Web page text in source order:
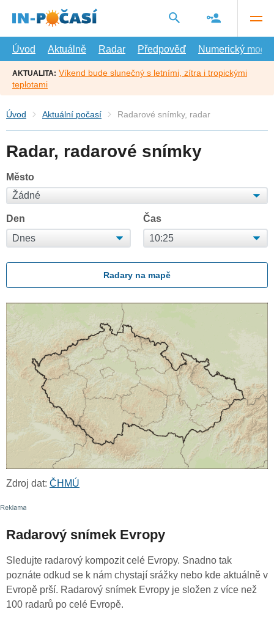
hlavní
Úvod
Aktuálně Radar Předpověď Numerický model
AKTUALITA: Víkend bude slunečný s letními, zítra i tropickými
teplotami
Úvod Aktuální počasí Radarové snímky, radar
Radar, radarové snímky
Město
Den Čas
Radary na mapě
Zdroj dat: ČHMÚ
Radarový snímek Evropy
Sledujte radarový kompozit celé Evropy. Snadno tak
poznáte odkud se k nám chystají srážky nebo kde aktuálně v
Evropě prší. Radarový snímek Evropy je složen z více než
100 radarů po celé Evropě.